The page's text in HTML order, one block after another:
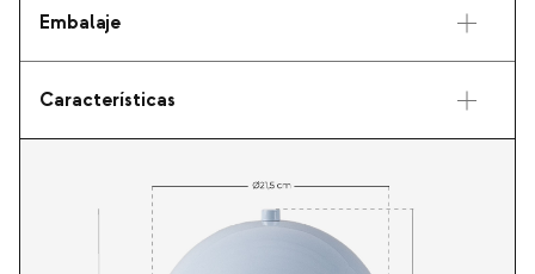
Embalaje
Características